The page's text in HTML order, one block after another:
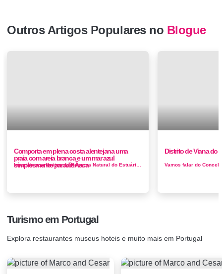
Outros Artigos Populares no Blogue
Comporta em plena costa alentejana uma
praia com areia branca e um mar azul
simplesmente paradisÃ­aca
Inserida nos limites da Reserva Natural do Estuário do Sado, o que lhe permite preservar toda a sua beleza natural. Desde as dunas, ar...
Distrito de Viana do
Turismo em Portugal
Explora restaurantes museus hoteis e muito mais em Portugal